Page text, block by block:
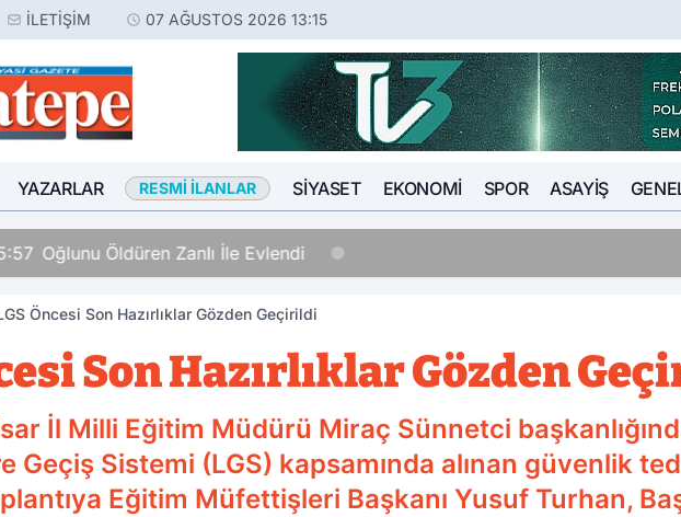
İLETIŞIM 07 AĞUSTOS 2026 13:15
YAZARLAR RESMI İLANLAR SIYASET EKONOMI SPOR ASAYIŞ
Oğlunu Öldüren Zanlı İle Evlendi
Öncesi Son Hazırlıklar Gözden Geçirildi
Son Hazırlıklar Gözden
İl Milli Eğitim Müdürü Miraç Sünnetci
Geçiş Sistemi (LGS) kapsamında alınan güvenlik
Eğitim Müfettişleri Başkanı Yusuf Turhan,